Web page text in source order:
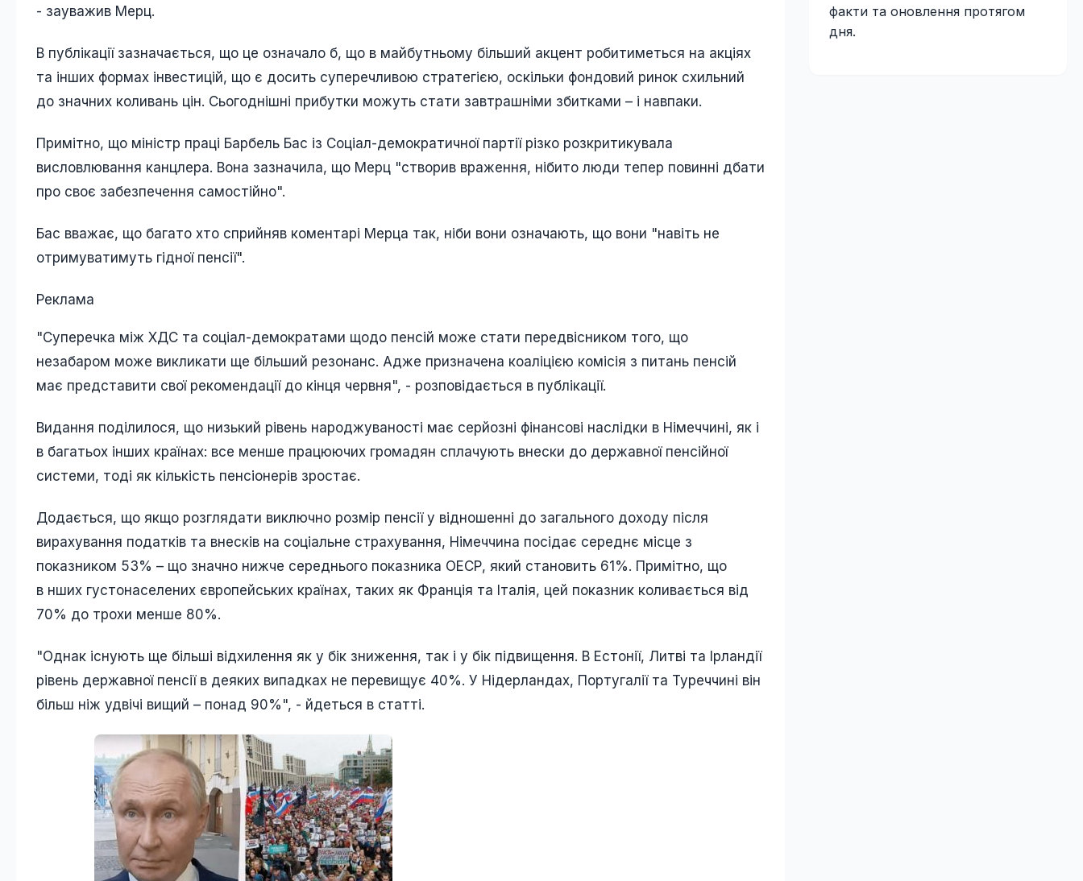
- зауважив Мерц.
В публікації зазначається, що це означало б, що в майбутньому більший акцент робитиметься на акціях
та інших формах інвестицій, що є досить суперечливою стратегією, оскільки фондовий ринок схильний
до значних коливань цін. Сьогоднішні прибутки можуть стати завтрашніми збитками – і навпаки.
Примітно, що міністр праці Барбель Бас із Соціал-демократичної партії різко розкритикувала
висловлювання канцлера. Вона зазначила, що Мерц "створив враження, нібито люди тепер повинні дбати
про своє забезпечення самостійно".
Бас вважає, що багато хто сприйняв коментарі Мерца так, ніби вони означають, що вони "навіть не
отримуватимуть гідної пенсії".
Реклама
"Суперечка між ХДС та соціал-демократами щодо пенсій може стати передвісником того, що
незабаром може викликати ще більший резонанс. Адже призначена коаліцією комісія з питань пенсій
має представити свої рекомендації до кінця червня", - розповідається в публікації.
Видання поділилося, що низький рівень народжуваності має серйозні фінансові наслідки в Німеччині, як і
в багатьох інших країнах: все менше працюючих громадян сплачують внески до державної пенсійної
системи, тоді як кількість пенсіонерів зростає.
Додається, що якщо розглядати виключно розмір пенсії у відношенні до загального доходу після
вирахування податків та внесків на соціальне страхування, Німеччина посідає середнє місце з
показником 53% – що значно нижче середнього показника ОЕСР, який становить 61%. Примітно, що
в нших густонаселених європейських країнах, таких як Франція та Італія, цей показник коливається від
70% до трохи менше 80%.
"Однак існують ще більші відхилення як у бік зниження, так і у бік підвищення. В Естонії, Литві та Ірландії
рівень державної пенсії в деяких випадках не перевищує 40%. У Нідерландах, Португалії та Туреччині він
більш ніж удвічі вищий – понад 90%", - йдеться в статті.
факти та оновлення протягом
дня.